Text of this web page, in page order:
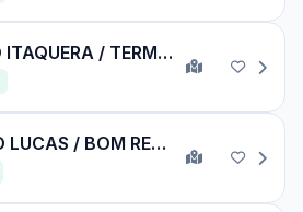
METRÔ ITAQUERA / TERM. PQ. D. PEDRO II
PQ. SÃO LUCAS / BOM RETIRO